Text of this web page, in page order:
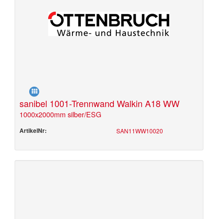
sanibel 1001-Trennwand Walkin A18 WW
1000x2000mm silber/ESG
ArtikelNr: SAN11WW10020